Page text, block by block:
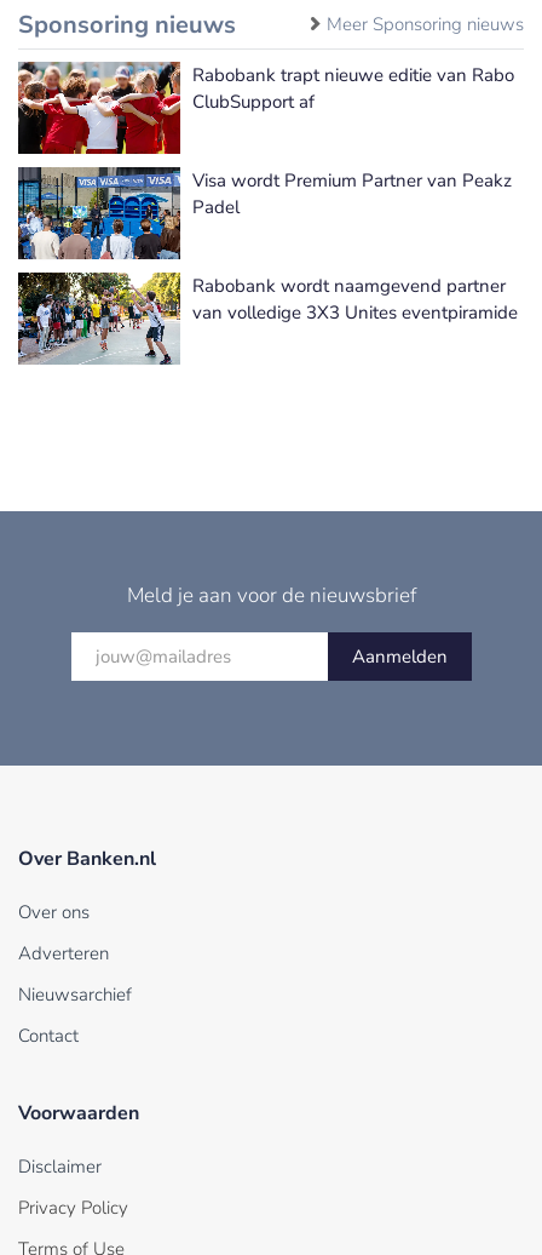
Sponsoring nieuws Meer Sponsoring nieuws
Rabobank trapt nieuwe editie van Rabo
ClubSupport af
Visa wordt Premium Partner van Peakz
Padel
Rabobank wordt naamgevend partner
van volledige 3X3 Unites eventpiramide
Meld je aan voor de nieuwsbrief
Aanmelden
Over Banken.nl
Over ons
Adverteren
Nieuwsarchief
Contact
Voorwaarden
Disclaimer
Privacy Policy
Terms of Use